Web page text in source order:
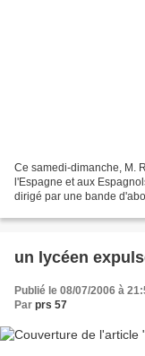
Ce samedi-dimanche, M.
l'Espagne et aux
dirigé par une bande
un lycéen
Publié le 08/07/2006 à
Par prs 57